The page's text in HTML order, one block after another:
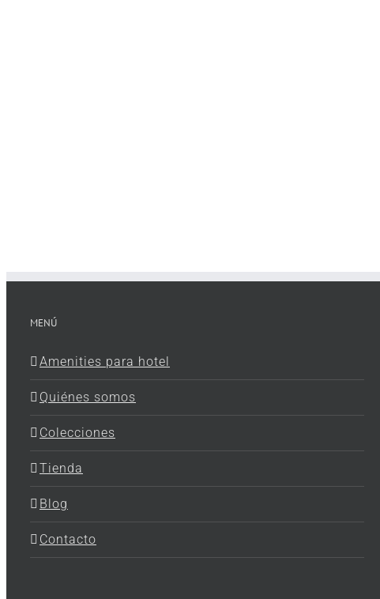
MENÚ
Amenities para hotel
Quiénes somos
Colecciones
Tienda
Blog
Contacto